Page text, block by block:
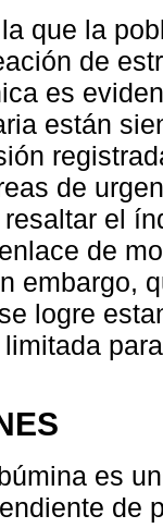
que la
de
es
están
de
el
de
embargo,
logre
es
de